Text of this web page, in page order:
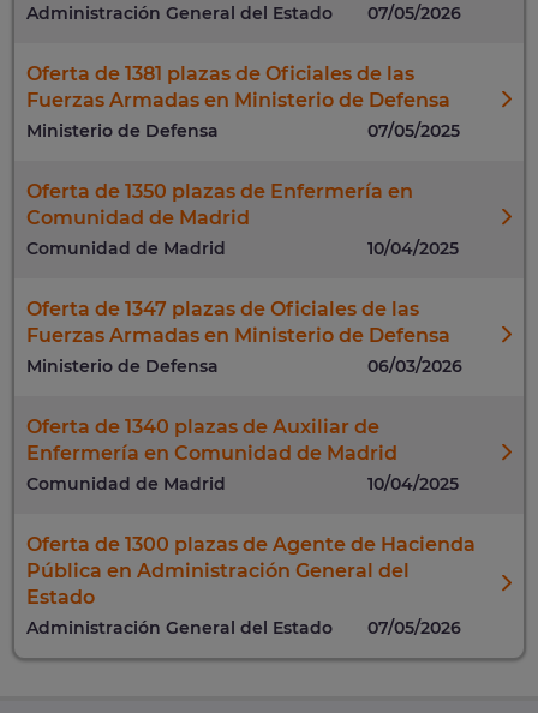
Administración General del Estado 07/05/2026
Oferta de 1381 plazas de Oficiales de las
Fuerzas Armadas en Ministerio de Defensa
Ministerio de Defensa 07/05/2025
Oferta de 1350 plazas de Enfermería en
Comunidad de Madrid
Comunidad de Madrid 10/04/2025
Oferta de 1347 plazas de Oficiales de las
Fuerzas Armadas en Ministerio de Defensa
Ministerio de Defensa 06/03/2026
Oferta de 1340 plazas de Auxiliar de
Enfermería en Comunidad de Madrid
Comunidad de Madrid 10/04/2025
Oferta de 1300 plazas de Agente de Hacienda
Pública en Administración General del
Estado
Administración General del Estado 07/05/2026